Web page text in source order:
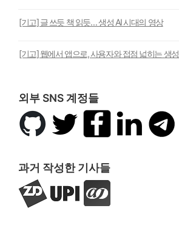
[기고] 글 쓰듯 책 읽듯… 생성 AI 시대의 영상
[기고] 웹에서 앱으로, 사용자와 접점 넓히는 생
외부 SNS 계정들
깃
허
트
위
페
북
링
텔
레
과거 작성한 기사들
지
디
UPI
뉴
아
주